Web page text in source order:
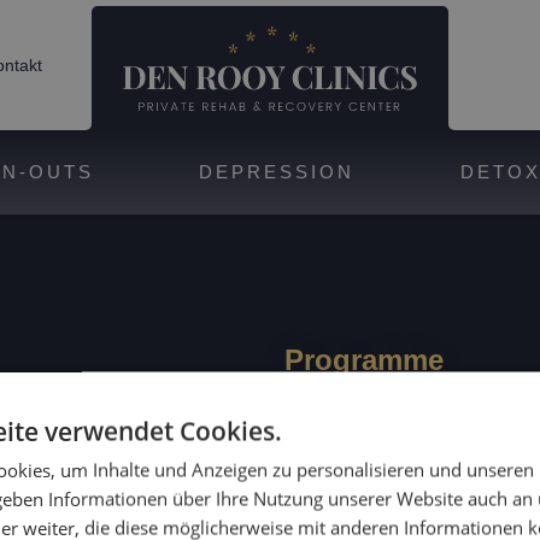
OUTS DEPRESSION DETOX
Drogen
Programme
Behandlung
28 Tage Aufenthalt mit
Therapieangebot
verwendet Cookies.
um Inhalte und Anzeigen zu personalisieren und
Informationen über Ihre Nutzung unserer Website auch an
weiter, die diese möglicherweise mit anderen Informationen